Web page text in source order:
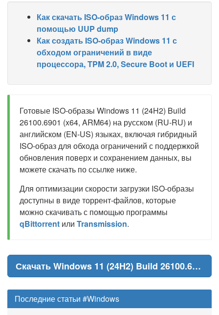
Как скачать ISO-образ Windows 11 с
помощью UUP dump
Как создать ISO-образ Windows 11 с
обходом ограничений в виде
процессора, TPM 2.0, Secure Boot и UEFI
Готовые ISO-образы Windows 11 (24H2) Build
26100.6901 (x64, ARM64) на русском (RU-RU) и
английском (EN-US) языках, включая гибридный
ISO-образ для обхода ограничений с поддержкой
обновления поверх и сохранением данных, вы
можете скачать по ссылке ниже.
Для оптимизации скорости загрузки ISO-образы
доступны в виде торрент-файлов, которые
можно скачивать с помощью программы
qBittorrent или Transmission.
Скачать Windows 11 (24H2) Build 26100.6901
Последние статьи #Windows